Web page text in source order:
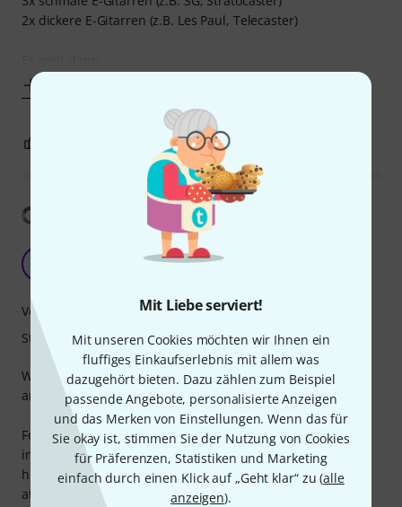
Mit Liebe serviert!
Mit unseren Cookies möchten wir Ihnen ein
fluffiges Einkaufserlebnis mit allem was
dazugehört bieten. Dazu zählen zum Beispiel
passende Angebote, personalisierte Anzeigen
und das Merken von Einstellungen. Wenn das für
Sie okay ist, stimmen Sie der Nutzung von Cookies
für Präferenzen, Statistiken und Marketing
einfach durch einen Klick auf „Geht klar“ zu (alle
anzeigen).
2x dickere E-Gitarren (z.B. Les Paul, Telecaster)
BEWERTUNG MELDEN
Good study stand
Was looking for a stand for my two guitas and a bass, with
an option to get some more in the future.
Found this one and knew I had to get it. This stand fits 3
instruments as it is, but it is expandable with additional
holders that are sold separatly and you can get them here
at Thomann.
Verarbeitung
Stabilität